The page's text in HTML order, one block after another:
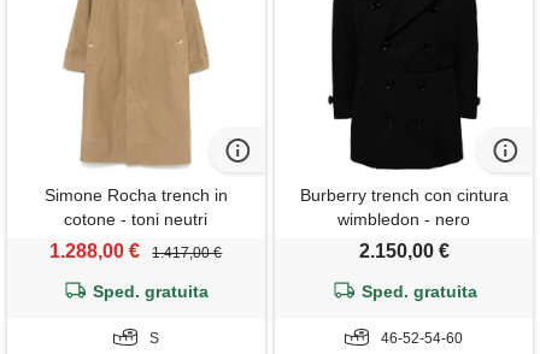
Simone Rocha trench in
cotone - toni neutri
1.288,00 € 1.417,00 €
Sped. gratuita
S
Burberry trench con cintura
wimbledon - nero
2.150,00 €
Sped. gratuita
46-52-54-60